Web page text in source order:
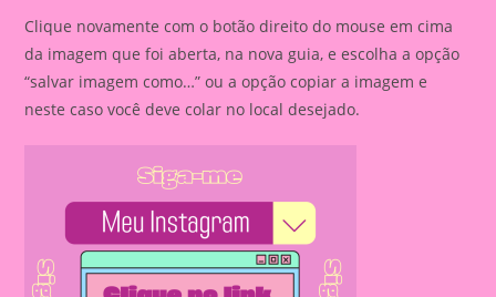
Clique novamente com o botão direito do mouse em cima
da imagem que foi aberta, na nova guia, e escolha a opção
“salvar imagem como…” ou a opção copiar a imagem e
neste caso você deve colar no local desejado.